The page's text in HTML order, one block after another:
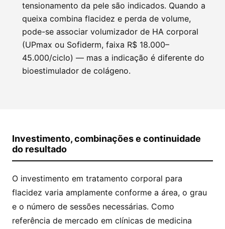
tensionamento da pele são indicados. Quando a
queixa combina flacidez e perda de volume,
pode-se associar volumizador de HA corporal
(UPmax ou Sofiderm, faixa R$ 18.000–
45.000/ciclo) — mas a indicação é diferente do
bioestimulador de colágeno.
Investimento, combinações e continuidade
do resultado
O investimento em tratamento corporal para
flacidez varia amplamente conforme a área, o grau
e o número de sessões necessárias. Como
referência de mercado em clínicas de medicina